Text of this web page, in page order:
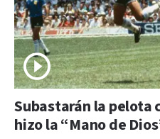
Subastarán la pelota
hizo la “Mano de